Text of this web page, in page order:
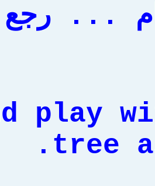
... رجع
play
tree